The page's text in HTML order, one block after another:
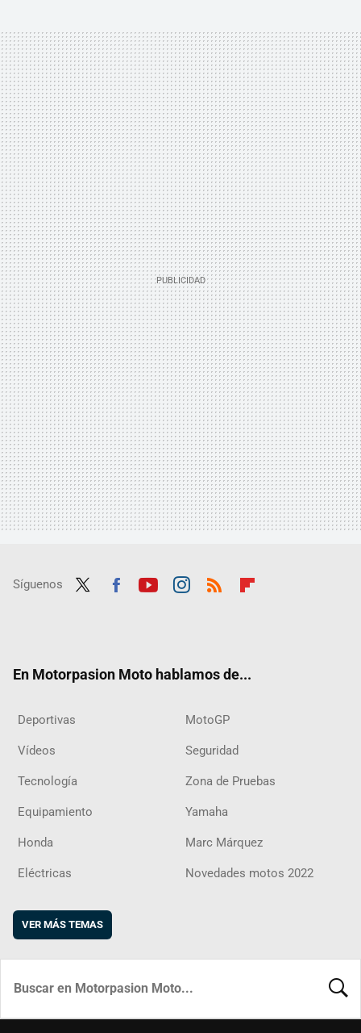
Síguenos
En Motorpasion Moto hablamos de...
Deportivas MotoGP
Vídeos Seguridad
Tecnología Zona de Pruebas
Equipamiento Yamaha
Honda Marc Márquez
Eléctricas Novedades motos 2022
VER MÁS TEMAS